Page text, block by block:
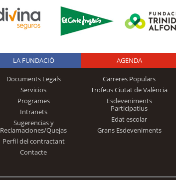
Logo Fundación
Trinidad Alfonso
LA FUNDACIÓ
Documents Legals
Servicios
Programes
Intranets
Sugerencias y
Reclamaciones/Quejas
Perfil del contractant
Contacte
AGENDA
Carreres Populars
Trofeus Ciutat de València
Esdeveniments
Participatius
Edat escolar
Grans Esdeveniments